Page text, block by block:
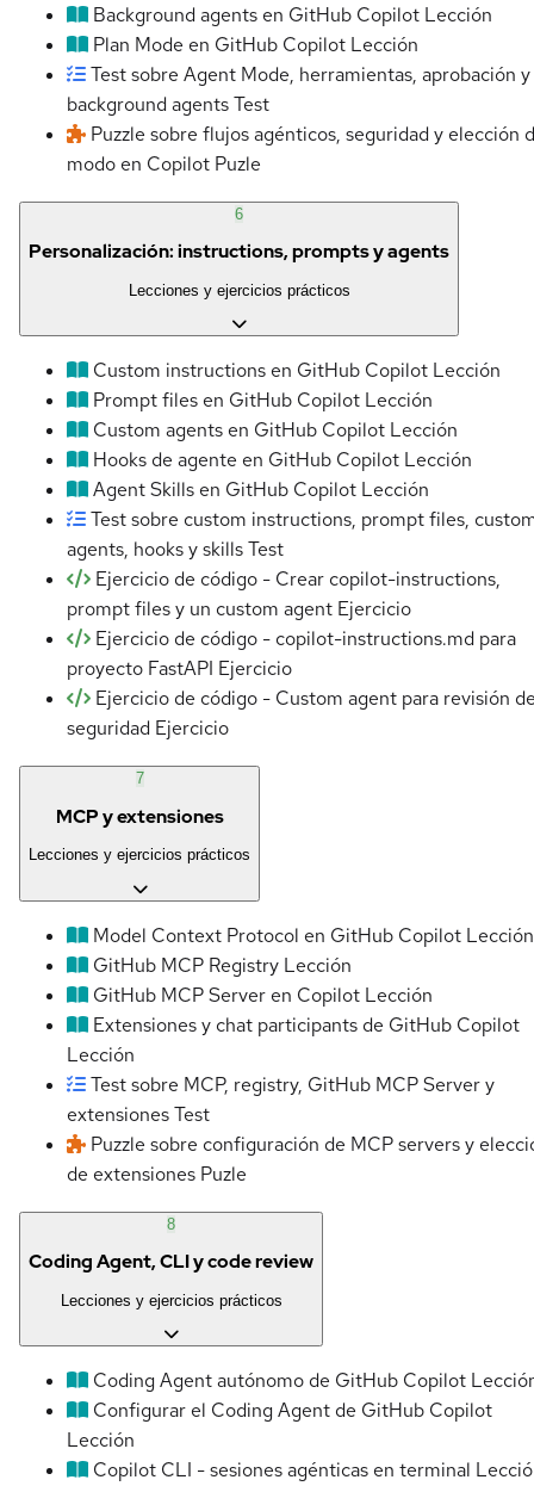
Background agents en GitHub Copilot Lección
Plan Mode en GitHub Copilot Lección
Test sobre Agent Mode, herramientas, aprobación y
background agentsTest
Puzzle sobre flujos agénticos, seguridad y elección
modo en Copilot Puzle
6
Personalización: instructions, prompts y agents
Lecciones y ejercicios prácticos
Custom instructions en GitHub Copilot Lección
Prompt files en GitHub Copilot Lección
Custom agents en GitHub Copilot Lección
Hooks de agente en GitHub Copilot Lección
Agent Skills en GitHub Copilot Lección
Test sobre custom instructions, prompt files,
agents, hooks y skillsTest
Ejercicio de código - Crear copilot-instructions,
prompt files y un custom agent Ejercicio
Ejercicio de código - copilot-instructions.md para
proyecto FastAPI Ejercicio
Ejercicio de código - Custom agent para revisión
seguridad Ejercicio
7
MCP y extensiones
Lecciones y ejercicios prácticos
Model Context Protocol en GitHub Copilot Lección
GitHub MCP Registry Lección
GitHub MCP Server en Copilot Lección
Extensiones y chat participants de GitHub Copilot
Lección
Test sobre MCP, registry, GitHub MCP Server y
extensionesTest
Puzzle sobre configuración de MCP servers y
de extensiones Puzle
8
Coding Agent, CLI y code review
Lecciones y ejercicios prácticos
Coding Agent autónomo de GitHub Copilot
Configurar el Coding Agent de GitHub Copilot
Lección
Copilot CLI - sesiones agénticas en terminal